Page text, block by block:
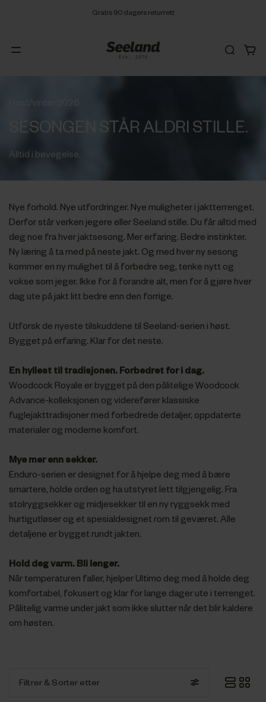
Gratis 90 dagers returrett
Høst/vinter 2026
SESONGEN STÅR ALDRI STILLE.
Alltid i bevegelse.
Nye forhold. Nye utfordringer. Nye muligheter i jaktterrenget.
Derfor står verken jegere eller Seeland stille. Du får alltid med
deg noe fra hver jaktsesong. Mer erfaring. Bedre instinkter.
Ny læring å ta med på neste jakt. Og med hver ny sesong
kommer en ny mulighet til å forbedre seg, tenke nytt og
vokse som jeger. Ikke for å forandre alt, men for å gjøre hver
dag ute på jakt litt bedre enn den forrige.
Utforsk de nyeste tilskuddene til Seeland-serien i høst.
Bygget på erfaring. Klar for det neste.
En hyllest til tradisjonen. Forbedret for i dag.
Woodcock Royale er bygget på den pålitelige Woodcock
Advance-kolleksjonen og viderefører klassiske
fuglejakttradisjoner med forbedrede detaljer, oppdaterte
materialer og moderne komfort.
Mye mer enn sekker.
Enduro-serien er designet for å hjelpe deg med å bære
smartere, holde orden og ha utstyret lett tilgjengelig. Fra
stolryggsekker og midjesekker til en ny ryggsekk med
hurtigutløser og et spesialdesignet rom til geværet. Alle
detaljene er bygget rundt jakten.
Hold deg varm. Bli lenger.
Når temperaturen faller, hjelper Ultimo deg med å holde deg
komfortabel, fokusert og klar for lange dager ute i terrenget.
Pålitelig varme under jakt som ikke slutter når det blir kaldere
om høsten.
Filtrer & Sorter etter